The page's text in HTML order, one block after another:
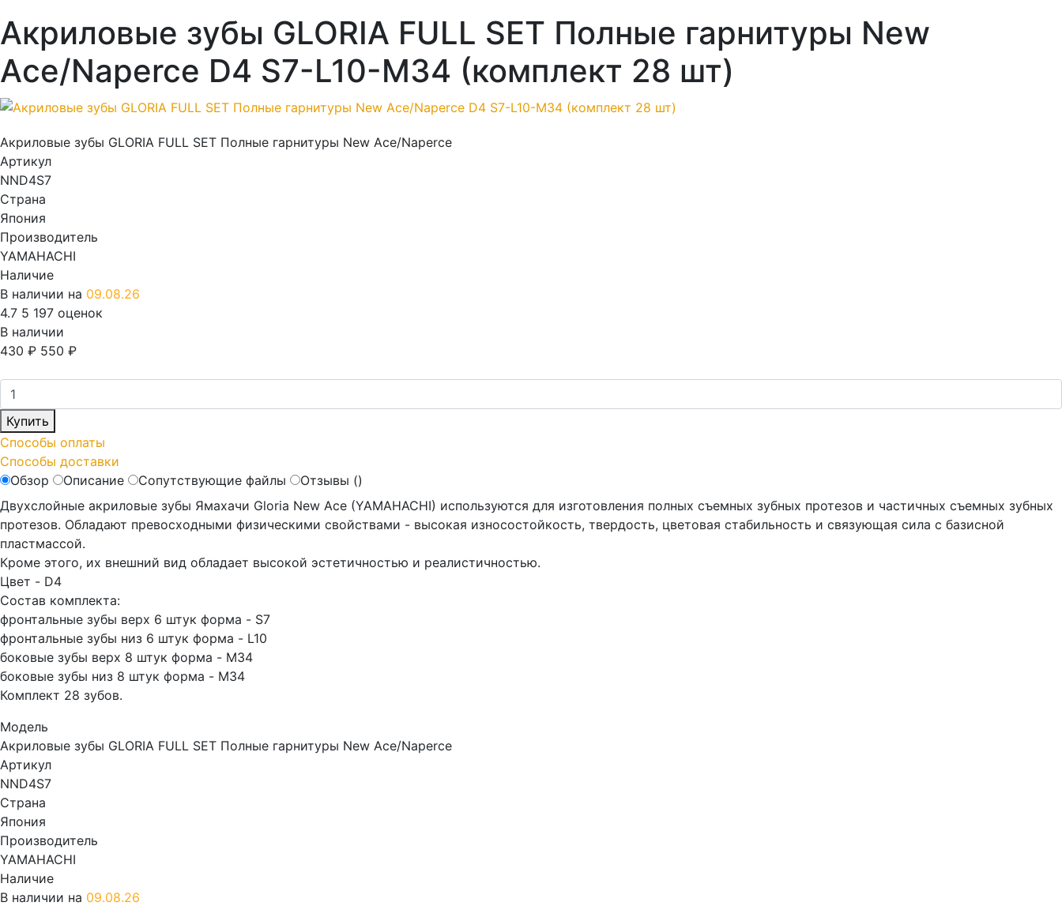
Акриловые зубы GLORIA FULL SET Полные гарнитуры New
Ace/Naperce D4 S7-L10-M34 (комплект 28 шт)
Акриловые зубы GLORIA FULL SET Полные гарнитуры New Ace/Naperce
Артикул
NND4S7
Страна
Япония
Производитель
YAMAHACHI
Наличие
В наличии на 09.08.26
4.7 5 197 оценок
В наличии
430 ₽ 550 ₽
Купить
Способы оплаты
Способы доставки
Обзор
Описание Сопутствующие файлы Отзывы ()
Двухслойные акриловые зубы Ямахачи Gloria New Ace (YAMAHACHI) используются для изготовления полных съемных зубных протезов и частичных съемных зубных
протезов. Обладают превосходными физическими свойствами - высокая износостойкость, твердость, цветовая стабильность и связующая сила с базисной
пластмассой.
Кроме этого, их внешний вид обладает высокой эстетичностью и реалистичностью.
Цвет - D4
Состав комплекта:
фронтальные зубы верх 6 штук форма - S7
фронтальные зубы низ 6 штук форма - L10
боковые зубы верх 8 штук форма - M34
боковые зубы низ 8 штук форма - M34
Комплект 28 зубов.
Модель
Акриловые зубы GLORIA FULL SET Полные гарнитуры New Ace/Naperce
Артикул
NND4S7
Страна
Япония
Производитель
YAMAHACHI
Наличие
В наличии на 09.08.26